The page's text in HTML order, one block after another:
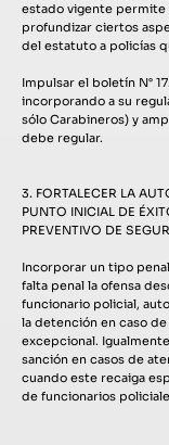
estado vigente permite
profundizar ciertos
del estatuto a policías
Impulsar el boletín N°
incorporando a su
sólo Carabineros) y
debe regular.
3. FORTALECER LA
PUNTO INICIAL DE
PREVENTIVO DE
Incorporar un tipo
falta penal la ofensa
funcionario policial,
la detención en caso
excepcional.
sanción en casos de
cuando este recaiga
de funcionarios